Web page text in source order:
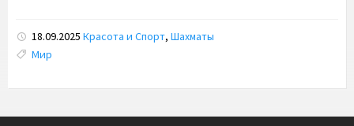
18.09.2025 Красота и Спорт, Шахматы
Tags:
Мир